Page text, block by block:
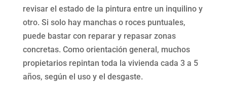
revisar el estado de la pintura entre un inquilino y
otro. Si solo hay manchas o roces puntuales,
puede bastar con reparar y repasar zonas
concretas. Como orientación general, muchos
propietarios repintan toda la vivienda cada 3 a 5
años, según el uso y el desgaste.